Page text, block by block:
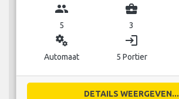
group
5
business_center
3
miscellaneous_services
Automaat
login
5 Portier
DETAILS WEERGEVEN...